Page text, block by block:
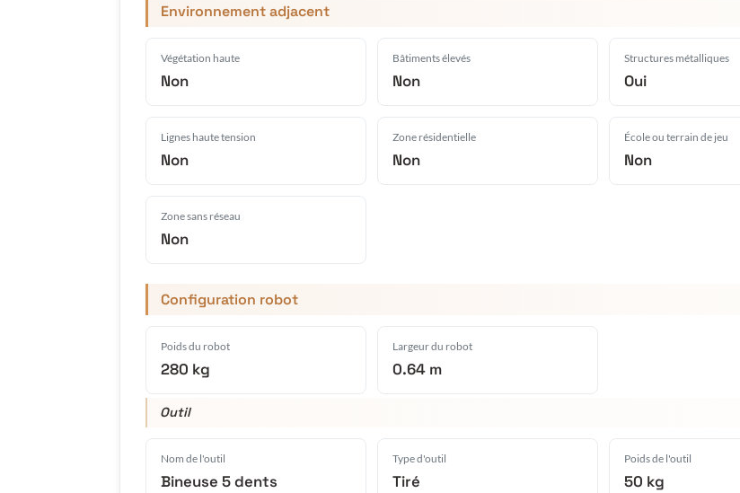
Environnement adjacent
Végétation haute
Non
Bâtiments élevés
Non
Structures métalliques
Oui
Lignes haute tension
Non
Zone résidentielle
Non
École ou terrain de jeu
Non
Zone sans réseau
Non
Configuration robot
Poids du robot
280 kg
Largeur du robot
0.64 m
Outil
Nom de l'outil
Bineuse 5 dents
Type d'outil
Tiré
Poids de l'outil
50 kg